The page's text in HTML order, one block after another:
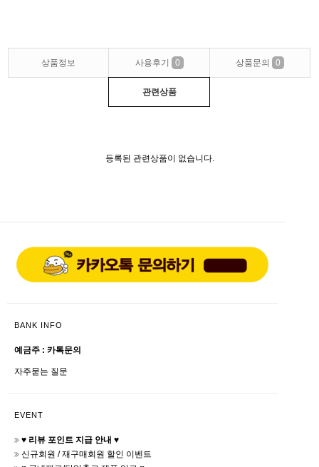
상품정보 사용후기 0 상품문의 0
관련상품
등록된 관련상품이 없습니다.
BANK INFO
예금주 : 카톡문의
자주묻는 질문
EVENT
♥ 리뷰 포인트 지급 안내 ♥
신규회원 / 재구매회원 할인 이벤트